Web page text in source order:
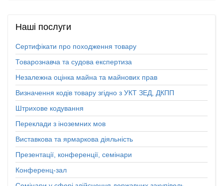
Наші послуги
Сертифікати про походження товару
Товарознавча та судова експертиза
Незалежна оцінка майна та майнових прав
Визначення кодів товару згідно з УКТ ЗЕД, ДКПП
Штрихове кодування
Переклади з іноземних мов
Виставкова та ярмаркова діяльність
Презентації, конференції, семінари
Конференц-зал